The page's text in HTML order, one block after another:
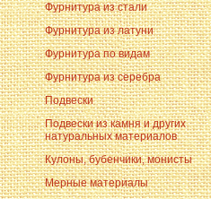
Фурнитура из стали
Фурнитура из латуни
Фурнитура по видам
Фурнитура из серебра
Подвески
Подвески из камня и других
натуральных материалов
Кулоны, бубенчики, монисты
Мерные материалы